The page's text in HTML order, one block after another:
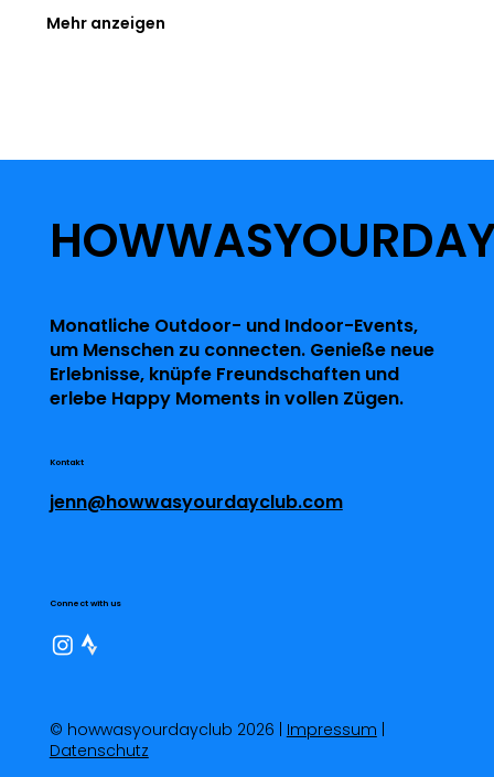
Mehr anzeigen
Monatliche Outdoor- und Indoor-Events,
um Menschen zu connecten. Genieße neue
Erlebnisse, knüpfe Freundschaften und
erlebe Happy Moments in vollen Zügen.
Connect with us
© howwasyourdayclub 2026 | Impressum
Datenschutz
Kontakt
jenn@howwasyourdayclub.com